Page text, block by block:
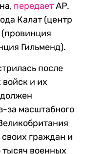
передаетAP.
Калат (центр
Гильменд).
после
и их
за масштабного
граждан и
тысяч военных